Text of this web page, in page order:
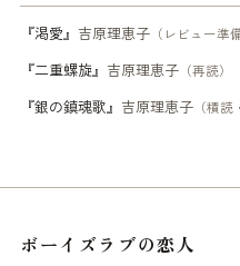
『渇愛』 吉原理恵子（レビュー準備
『二重螺旋』 吉原理恵子（再読）
『銀の鎮魂歌』 吉原理恵子（積読
ボーイズラブの恋人